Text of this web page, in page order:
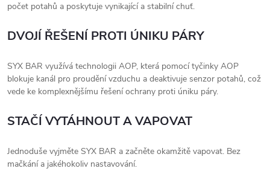
počet potahů a poskytuje vynikající a stabilní chuť.
DVOJÍ ŘEŠENÍ PROTI ÚNIKU PÁRY
SYX BAR využívá technologii AOP, která pomocí tyčinky AOP
blokuje kanál pro proudění vzduchu a deaktivuje senzor potahů, což
vede ke komplexnějšímu řešení ochrany proti úniku páry.
STAČÍ VYTÁHNOUT A VAPOVAT
Jednoduše vyjměte SYX BAR a začněte okamžitě vapovat. Bez
mačkání a jakéhokoliv nastavování.